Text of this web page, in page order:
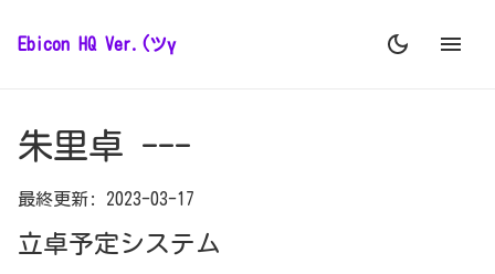
Ebicon HQ Ver.(ツγ
朱里卓 ---
最終更新: 2023-03-17
立卓予定システム